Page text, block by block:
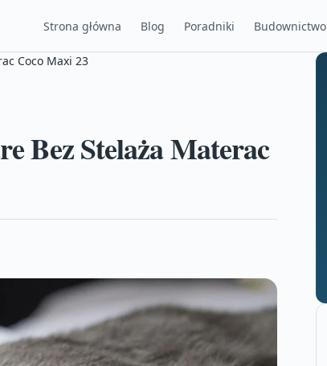
Strona główna Blog Poradniki Budownictwo
Coco Maxi 23
Bez Stelaża Materac